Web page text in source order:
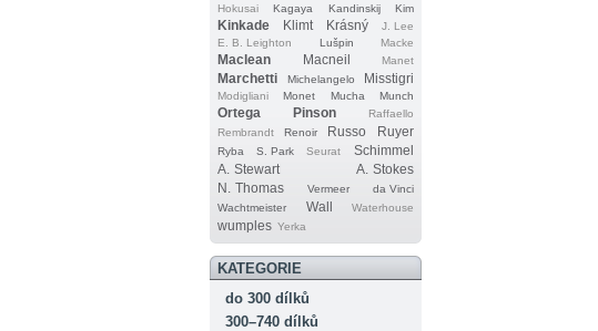
Hokusai
Kagaya Kandinskij Kim
Kinkade Klimt Krásný
J. Lee
E. B. Leighton
Lušpin Macke
Maclean Macneil Manet
Marchetti Michelangelo Misstigri
Modigliani Monet Mucha Munch
Ortega Pinson
Raffaello
Rembrandt
Renoir Russo Ruyer
Ryba S. Park Seurat
Schimmel
A. Stewart
A. Stokes
N. Thomas
Vermeer
da Vinci
Wachtmeister
Wall Waterhouse
wumples Yerka
KATEGORIE
do 300 dílků
300–740 dílků